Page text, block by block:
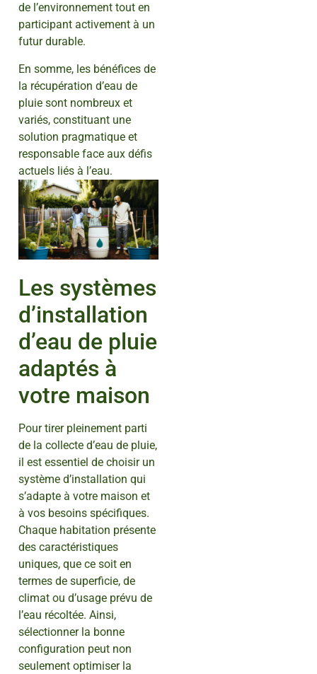
de l’environnement tout en
participant activement à un
futur durable.
En somme, les bénéfices de
la récupération d’eau de
pluie sont nombreux et
variés, constituant une
solution pragmatique et
responsable face aux défis
actuels liés à l’eau.
Les systèmes
d’installation
d’eau de pluie
adaptés à
votre maison
Pour tirer pleinement parti
de la collecte d’eau de pluie,
il est essentiel de choisir un
système d’installation qui
s’adapte à votre maison et
à vos besoins spécifiques.
Chaque habitation présente
des caractéristiques
uniques, que ce soit en
termes de superficie, de
climat ou d’usage prévu de
l’eau récoltée. Ainsi,
sélectionner la bonne
configuration peut non
seulement optimiser la